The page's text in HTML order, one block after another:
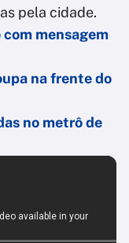
pela cidade.
mensagem
na frente do
no metrô de